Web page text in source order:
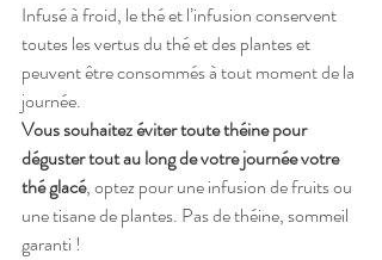
Infusé à froid, le thé et l’infusion conservent
toutes les vertus du thé et des plantes et
peuvent être consommés à tout moment de la
journée.
Vous souhaitez éviter toute théine pour
déguster tout au long de votre journée votre
thé glacé, optez pour une infusion de fruits ou
une tisane de plantes. Pas de théine, sommeil
garanti !